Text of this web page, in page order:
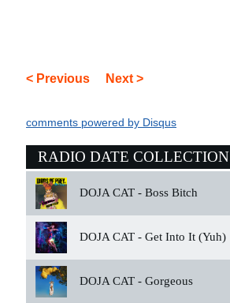
< Previous Next >
comments powered by Disqus
RADIO DATE COLLECTION
DOJA CAT - Boss Bitch
DOJA CAT - Get Into It (Yuh)
DOJA CAT - Gorgeous